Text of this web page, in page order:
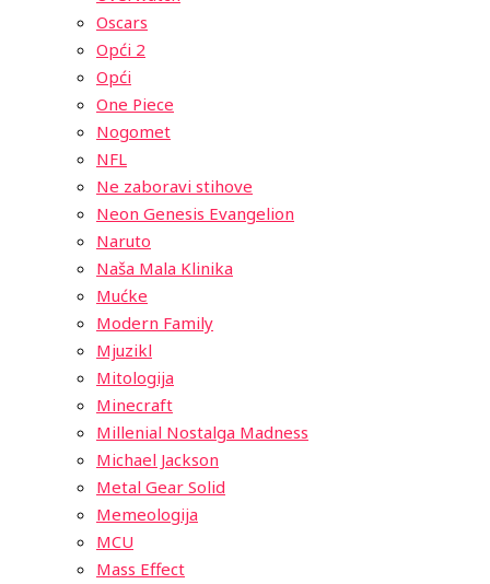
Oscars
Opći 2
Opći
One Piece
Nogomet
NFL
Ne zaboravi stihove
Neon Genesis Evangelion
Naruto
Naša Mala Klinika
Mućke
Modern Family
Mjuzikl
Mitologija
Minecraft
Millenial Nostalga Madness
Michael Jackson
Metal Gear Solid
Memeologija
MCU
Mass Effect